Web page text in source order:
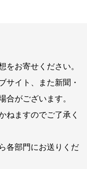
をお寄せください。
サイト、また新聞・
合がございます。
ねますのでご了承く
各部門にお送りくだ